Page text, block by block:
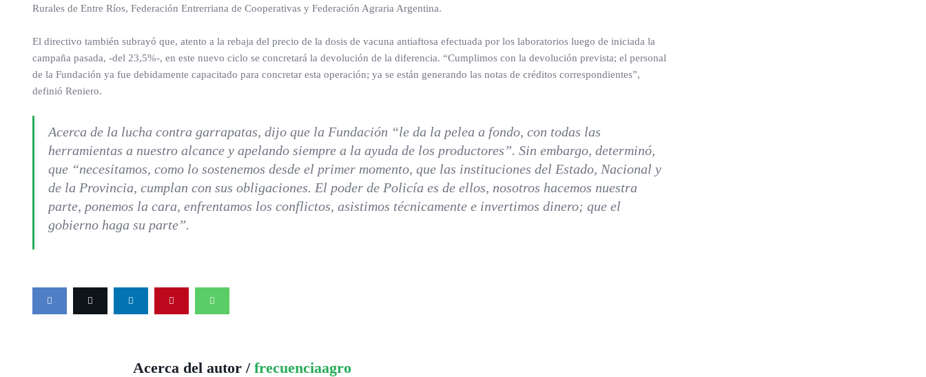
Rurales de Entre Ríos, Federación Entrerriana de Cooperativas y Federación Agraria Argentina.
El directivo también subrayó que, atento a la rebaja del precio de la dosis de vacuna antiaftosa efectuada por los laboratorios luego de iniciada la
campaña pasada, -del 23,5%-, en este nuevo ciclo se concretará la devolución de la diferencia. “Cumplimos con la devolución prevista; el personal
de la Fundación ya fue debidamente capacitado para concretar esta operación; ya se están generando las notas de créditos correspondientes”,
definió Reniero.
Acerca de la lucha contra garrapatas, dijo que la Fundación “le da la pelea a fondo, con todas las
herramientas a nuestro alcance y apelando siempre a la ayuda de los productores”. Sin embargo, determinó,
que “necesitamos, como lo sostenemos desde el primer momento, que las instituciones del Estado, Nacional y
de la Provincia, cumplan con sus obligaciones. El poder de Policía es de ellos, nosotros hacemos nuestra
parte, ponemos la cara, enfrentamos los conflictos, asistimos técnicamente e invertimos dinero; que el
gobierno haga su parte”.
Acerca del autor / frecuenciaagro